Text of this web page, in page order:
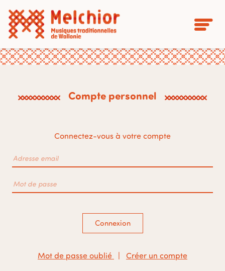
Compte personnel
Connectez-vous à votre compte
Connexion
Mot de passe oublié Créer un compte